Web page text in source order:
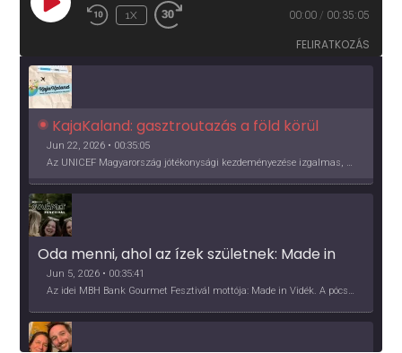
PLAY
EPISODE
1X 00:00 / 00:35:05
FELIRATKOZÁS
KajaKaland: gasztroutazás a föld körül
Jun 22, 2026 • 00:35:05
Az UNICEF Magyarország jótékonysági kezdeményezése izgalmas, egész éves világkörüli ízutazásra hív, igazi családi program és gasztroedukáció, illetve segítség a rászorulóknak is egyben.
Oda menni, ahol az ízek születnek: Made in
Vidék, Gourmet Fesztivál 2026
Jun 5, 2026 • 00:35:41
Az idei MBH Bank Gourmet Fesztivál mottója: Made in Vidék. A pócsmegyeri Papi, a mályinkai Iszkor és a szigligeti Villa Kabala tulajdonosai beszélnek arról, hogy mit jelentenek nekik a vidék ízei.